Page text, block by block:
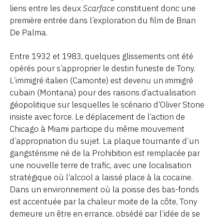
liens entre les deuxScarface constituent donc une
première entrée dans l’exploration du film de Brian
De Palma.
Entre 1932 et 1983, quelques glissements ont été
opérés pour s’approprier le destin funeste de Tony.
L’immigré italien (Camonte) est devenu un immigré
cubain (Montana) pour des raisons d‘actualisation
géopolitique sur lesquelles le scénario d’Oliver Stone
insiste avec force. Le déplacement de l’action de
Chicago à Miami participe du même mouvement
d’appropriation du sujet. La plaque tournante d’un
gangstérisme né de la Prohibition est remplacée par
une nouvelle terre de trafic, avec une localisation
stratégique où l’alcool a laissé place à la cocaïne.
Dans un environnement où la poisse des bas-fonds
est accentuée par la chaleur moite de la côte, Tony
demeure un être en errance, obsédé par l’idée de se